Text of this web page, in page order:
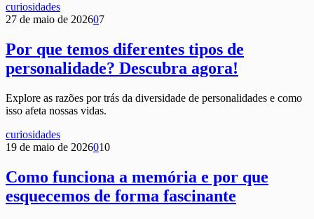
curiosidades
27 de maio de 202607
Por que temos diferentes tipos de
personalidade? Descubra agora!
Explore as razões por trás da diversidade de personalidades e como
isso afeta nossas vidas.
curiosidades
19 de maio de 2026010
Como funciona a memória e por que
esquecemos de forma fascinante